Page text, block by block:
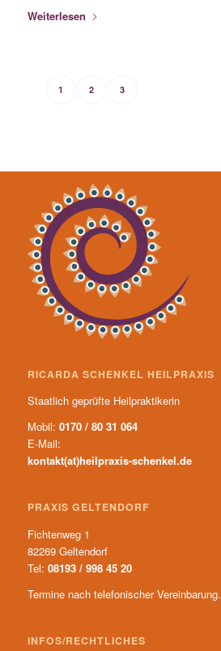
Weiterlesen
1 2 3
RICARDA SCHENKEL HEILPRAXIS
Staatlich geprüfte Heilpraktikerin
Mobil: 0170 / 80 31 064
E-Mail:
kontakt(at)heilpraxis-schenkel.de
PRAXIS GELTENDORF
Fichtenweg 1
82269 Geltendorf
Tel: 08193 / 998 45 20
Termine nach telefonischer Vereinbarung.
INFOS/RECHTLICHES